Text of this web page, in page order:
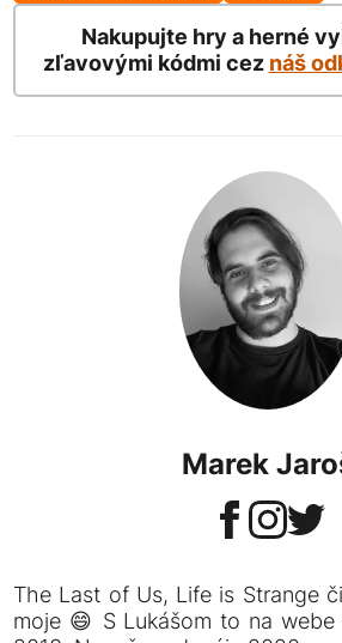
Nakupujte hry a herné
zľavovými kódmi cez náš
Marek
The Last of Us, Life is Strange
moje 😄 S Lukášom to na